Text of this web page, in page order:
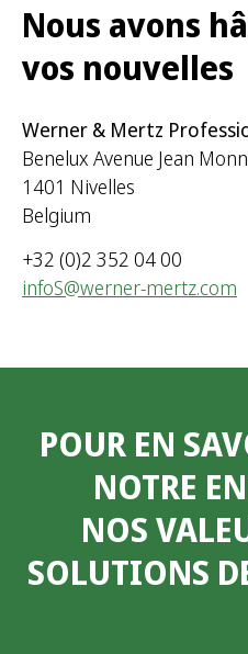
Nous avons
vos nouvelles
Werner & Mertz
Benelux Avenue Jean
1401 Nivelles
Belgium
+32 (0)2 352 04 00
infoS@werner-mertz.com
POUR EN
NOTRE
NOS
SOLUTIONS